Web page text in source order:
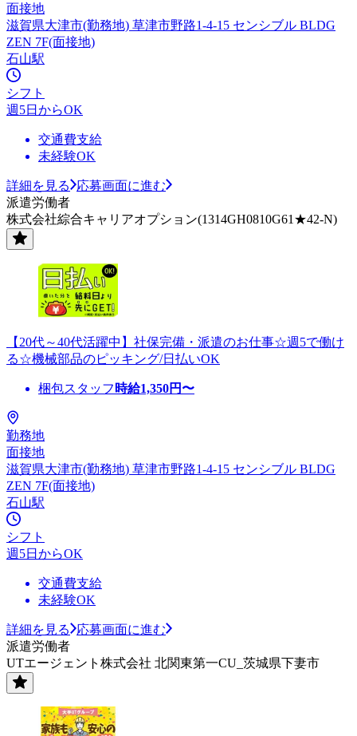
面接地
滋賀県大津市(勤務地) 草津市野路1-4-15 センシブル BLDG
ZEN 7F(面接地)
石山駅
シフト
週5日からOK
交通費支給
未経験OK
詳細を見る
応募画面に進む
派遣労働者
株式会社綜合キャリアオプション(1314GH0810G61★42-N)
【20代～40代活躍中】社保完備・派遣のお仕事☆週5で働け
る☆機械部品のピッキング/日払いOK
梱包スタッフ 時給1,350円〜
勤務地
面接地
滋賀県大津市(勤務地) 草津市野路1-4-15 センシブル BLDG
ZEN 7F(面接地)
石山駅
シフト
週5日からOK
交通費支給
未経験OK
詳細を見る
応募画面に進む
派遣労働者
UTエージェント株式会社 北関東第一CU_茨城県下妻市